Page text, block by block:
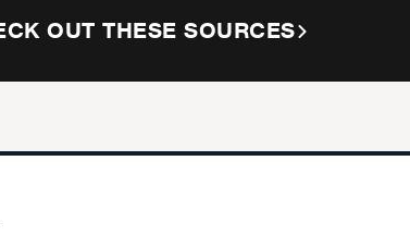
OUT THESE SOURCES